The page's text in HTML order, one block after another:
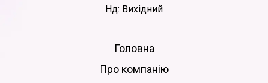
Нд: Вихідний
Головна
Про компанію